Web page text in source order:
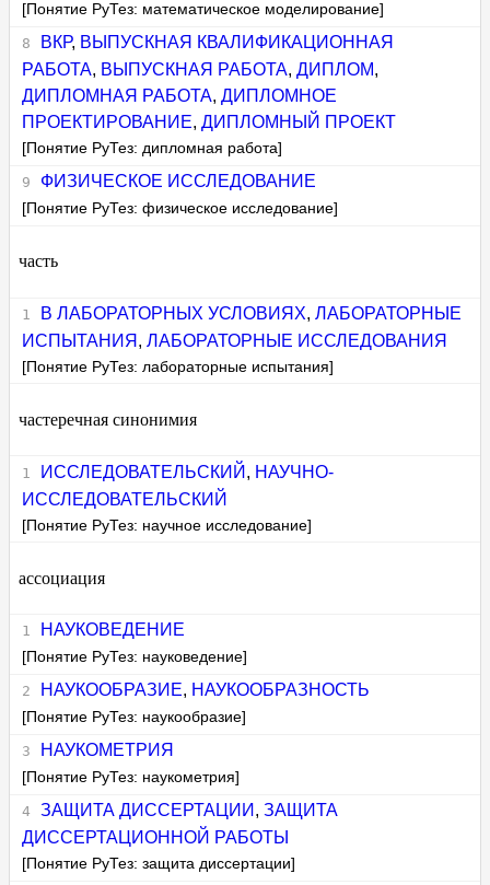
[Понятие РуТез: математическое моделирование]
ВКР, ВЫПУСКНАЯ КВАЛИФИКАЦИОННАЯ
РАБОТА, ВЫПУСКНАЯ РАБОТА,ДИПЛОМ,
ДИПЛОМНАЯ РАБОТА,ДИПЛОМНОЕ
ПРОЕКТИРОВАНИЕ,ДИПЛОМНЫЙ ПРОЕКТ
[Понятие РуТез: дипломная работа]
ФИЗИЧЕСКОЕ ИССЛЕДОВАНИЕ
[Понятие РуТез: физическое исследование]
часть
В ЛАБОРАТОРНЫХ УСЛОВИЯХ, ЛАБОРАТОРНЫЕ
ИСПЫТАНИЯ ,ЛАБОРАТОРНЫЕ ИССЛЕДОВАНИЯ
[Понятие РуТез: лабораторные испытания]
частеречная синонимия
ИССЛЕДОВАТЕЛЬСКИЙ , НАУЧНО-
ИССЛЕДОВАТЕЛЬСКИЙ
[Понятие РуТез: научное исследование]
ассоциация
НАУКОВЕДЕНИЕ
[Понятие РуТез: науковедение]
НАУКООБРАЗИЕ, НАУКООБРАЗНОСТЬ
[Понятие РуТез: наукообразие]
НАУКОМЕТРИЯ
[Понятие РуТез: наукометрия]
ЗАЩИТА ДИССЕРТАЦИИ , ЗАЩИТА
ДИССЕРТАЦИОННОЙ РАБОТЫ
[Понятие РуТез: защита диссертации]